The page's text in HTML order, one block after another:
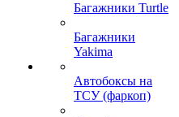
Багажники Turtle
Багажники
Yakima
Автобоксы на
ТСУ (фаркоп)